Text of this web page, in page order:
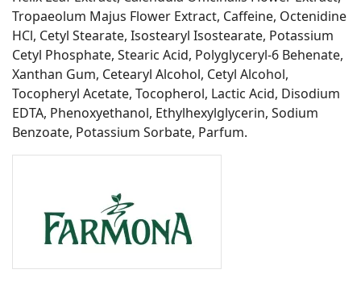
Tropaeolum Majus Flower Extract, Caffeine, Octenidine
HCl, Cetyl Stearate, Isostearyl Isostearate, Potassium
Cetyl Phosphate, Stearic Acid, Polyglyceryl‑6 Behenate,
Xanthan Gum, Cetearyl Alcohol, Cetyl Alcohol,
Tocopheryl Acetate, Tocopherol, Lactic Acid, Disodium
EDTA, Phenoxyethanol, Ethylhexylglycerin, Sodium
Benzoate, Potassium Sorbate, Parfum.